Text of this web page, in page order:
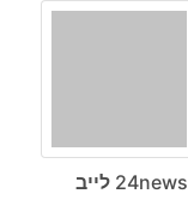
24news לייב